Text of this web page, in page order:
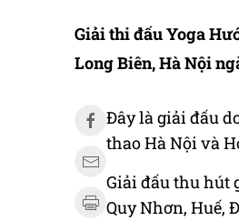
Giải thi đấu Yoga
Long Biên, Hà Nội
Đây là giải đấu
thao Hà Nội và
Giải đấu thu hút
Quy Nhơn, Huế,